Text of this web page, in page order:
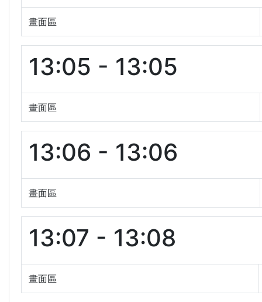
畫面區
13:05 - 13:05
畫面區
13:06 - 13:06
畫面區
13:07 - 13:08
畫面區